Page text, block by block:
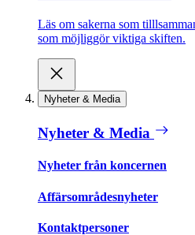
Läs om sakerna som
som möjliggör viktiga skiften.
Nyheter & Media
Nyheter & Media
Nyheter från koncernen
Affärsområdesnyheter
Kontaktpersoner